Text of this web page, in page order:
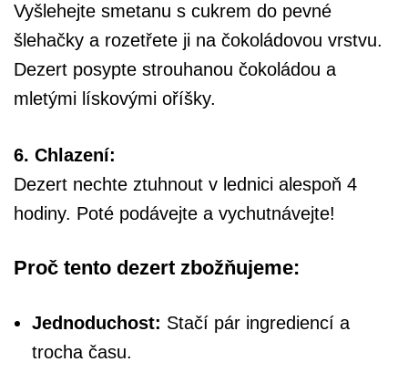
Vyšlehejte smetanu s cukrem do pevné
šlehačky a rozetřete ji na čokoládovou vrstvu.
Dezert posypte strouhanou čokoládou a
mletými lískovými oříšky.
6. Chlazení:
Dezert nechte ztuhnout v lednici alespoň 4
hodiny. Poté podávejte a vychutnávejte!
Proč tento dezert zbožňujeme:
Jednoduchost: Stačí pár ingrediencí a
trocha času.